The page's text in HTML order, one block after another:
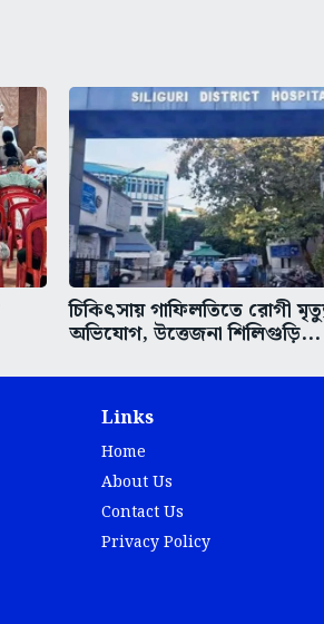
চিকিৎসায় গাফিলতিতে রোগী
অভিযোগ, উত্তেজনা শিলিগুড়ি...
Links
Home
About Us
Contact Us
Privacy Policy